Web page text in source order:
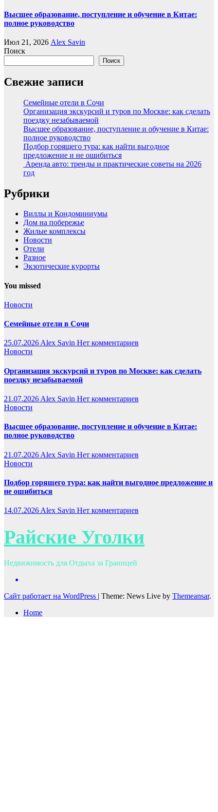
Высшее образование, поступление и обучение в Китае:
полное руководство
Июл 21, 2026 Alex Savin
Поиск
Поиск
Свежие записи
Семейные отели в Сочи
Организация экскурсий и туров по Москве: как сделать
поездку незабываемой
Высшее образование, поступление и обучение в Китае:
полное руководство
Подбор горящего тура: как найти выгодное
предложение и не ошибиться
Аренда авто: тренды и практические советы на 2026
год
Рубрики
Виллы и Кондоминиумы
Дом на побережье
Жилые комплексы
Новости
Отели
Разное
Экзотические курорты
You missed
Новости
Семейные отели в Сочи
25.07.2026Alex Savin Нет комментариев
Новости
Организация экскурсий и туров по Москве: как сделать
поездку незабываемой
21.07.2026 Alex Savin Нет комментариев
Новости
Высшее образование, поступление и обучение в Китае:
полное руководство
21.07.2026 Alex Savin Нет комментариев
Новости
Подбор горящего тура: как найти выгодное предложение и
не ошибиться
14.07.2026 Alex Savin Нет комментариев
Райские Уголки
Недвижимость для Отдыха за Границей
Сайт работает на WordPress | Theme: News Live by Themeansar.
Home